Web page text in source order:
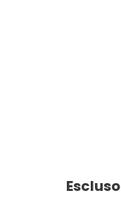
Escluso